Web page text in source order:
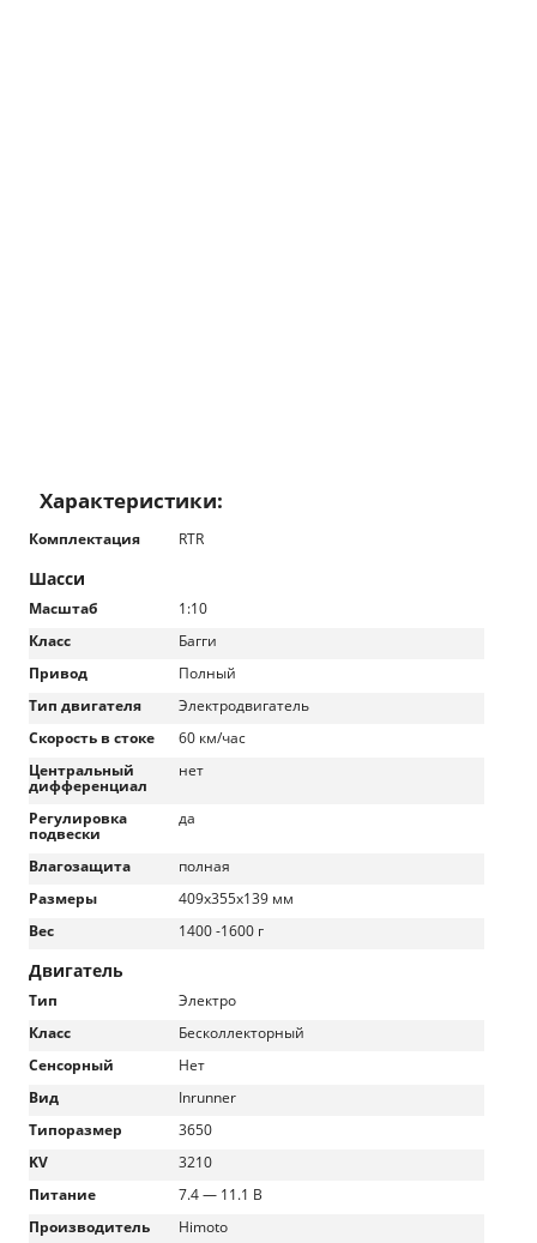
Характеристики:
Комплектация RTR
Шасси
Масштаб
1:10
Класс
Багги
Привод
Полный
Тип двигателя
Электродвигатель
Скорость в стоке
60 км/час
Центральный
дифференциал
нет
Регулировка
подвески
да
Влагозащита
полная
Размеры
409x355x139 мм
Вес
1400 -1600 г
Двигатель
Тип
Электро
Класс
Бесколлекторный
Сенсорный
Нет
Вид
Inrunner
Типоразмер
3650
KV
3210
Питание
7.4 — 11.1 В
Производитель
Himoto